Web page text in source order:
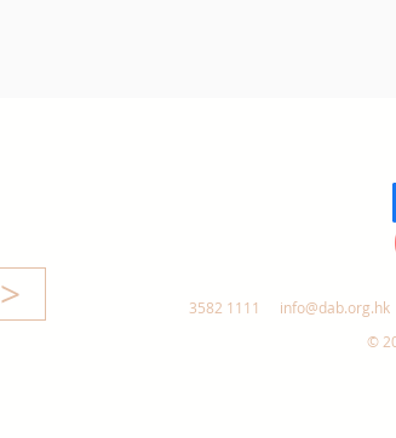
> 3582 1111 info@dab.org.hk
©